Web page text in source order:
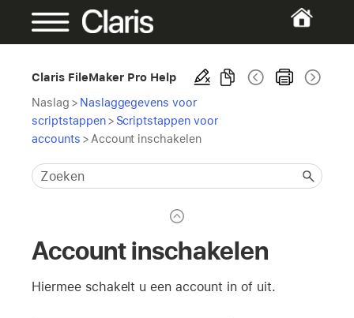
Claris FileMaker Pro Help
Naslag > Naslaggegevens voor
scriptstappen > Scriptstappen voor
accounts > Account inschakelen
Account inschakelen
Hiermee schakelt u een account in of uit.